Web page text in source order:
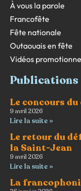
À vous la parole
Francofête
Fête nationale
Outaouais en fête
Vidéos
Publications
Le concours
9 avril 2026
Lire la suite »
Le retour du
la Saint-Jean
9 avril 2026
Lire la suite »
La